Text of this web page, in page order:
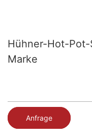
Hühner-Hot-
Marke
Anfrage